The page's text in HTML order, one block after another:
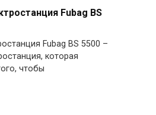
Fubag BS
Fubag BS 5500 –
которая
чтобы